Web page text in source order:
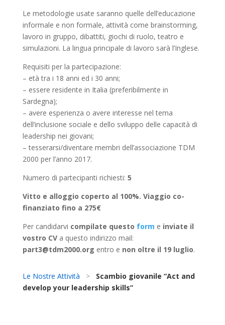
Le metodologie usate saranno quelle dell’educazione
informale e non formale, attività come brainstorming,
lavoro in gruppo, dibattiti, giochi di ruolo, teatro e
simulazioni. La lingua principale di lavoro sarà l’Inglese.
Requisiti per la partecipazione:
– età tra i 18 anni ed i 30 anni;
– essere residente in Italia (preferibilmente in
Sardegna);
– avere esperienza o avere interesse nel tema
dell’inclusione sociale e dello sviluppo delle capacità di
leadership nei giovani;
– tesserarsi/diventare membri dell’associazione TDM
2000 per l’anno 2017.
Numero di partecipanti richiesti: 5
Vitto e alloggio coperto al 100%. Viaggio co-
finanziato fino a 275€
Per candidarvi compilate questo form e inviate il
vostro CVa questo indirizzo mail:
part3@tdm2000.org entro e non oltre il 19 luglio.
Le Nostre Attività >
Scambio giovanile “Act and
develop your leadership skills”